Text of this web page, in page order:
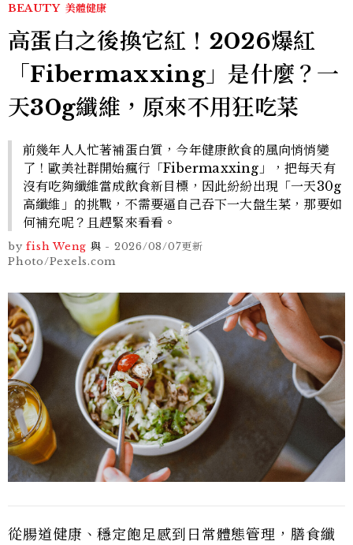
BEAUTY 美體健康
高蛋白之後換它紅！2026爆紅
「Fibermaxxing」是什麼？一
天30g纖維，原來不用狂吃菜
前幾年人人忙著補蛋白質，今年健康飲食的風向悄悄變
了！歐美社群開始瘋行「Fibermaxxing」，把每天有
沒有吃夠纖維當成飲食新目標，因此紛紛出現「一天30g
高纖維」的挑戰，不需要逼自己吞下一大盤生菜，那要如
何補充呢？且趕緊來看看。
by fish Weng 與 - 2026/08/07更新
Photo/Pexels.com
從腸道健康、穩定飽足感到日常體態管理，膳食纖